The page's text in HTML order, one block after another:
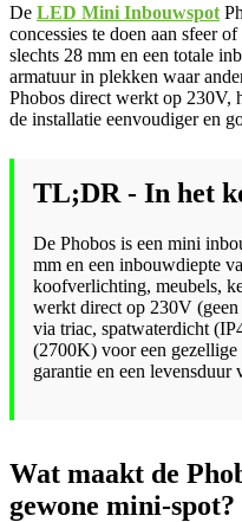
De LED Mini Inbouwspot
concessies te doen aan sfeer
slechts 28 mm en een totale
armatuur in plekken waar
Phobos direct werkt op 230V,
de installatie eenvoudiger en
TL;DR - In het
De Phobos is een mini
mm en een inbouwdiepte
koofverlichting, meubels,
werkt direct op 230V
via triac, spatwaterdicht
(2700K) voor een
garantie en een levensduur
Wat maakt de
gewone mini-spot?